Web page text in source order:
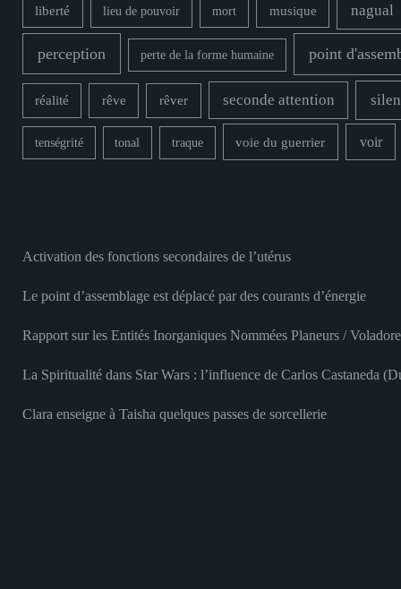
liberté lieu de pouvoir mort musique nagual
perception perte de la forme humaine point
réalité rêve rêver seconde attention
tenségrité tonal traque voie du guerrier voir
Activation des fonctions secondaires de l’utérus
Le point d’assemblage est déplacé par des courants d’énergie
Rapport sur les Entités Inorganiques Nommées Planeurs /
La Spiritualité dans Star Wars : l’influence de Carlos Castaneda
Clara enseigne à Taisha quelques passes de sorcellerie